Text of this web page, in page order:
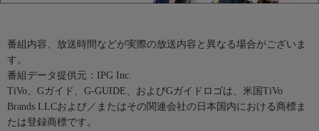
番組内容、放送時間などが実際の放送内容と異なる場合がございま
す。
番組データ提供元：IPG Inc.
TiVo、Gガイド、G-GUIDE、およびGガイドロゴは、米国TiVo
Brands LLCおよび／またはその関連会社の日本国内における商標ま
たは登録商標です。